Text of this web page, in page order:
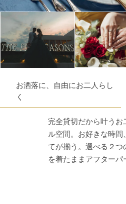
お洒落に、自由にお二人らし
く
完全貸切だから叶うお
ル空間。お好きな時間
てが揃う。選べる２つ
を着たままアフターパ